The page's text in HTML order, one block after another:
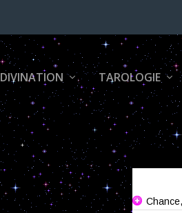
DIVINATION TAROLOGIE